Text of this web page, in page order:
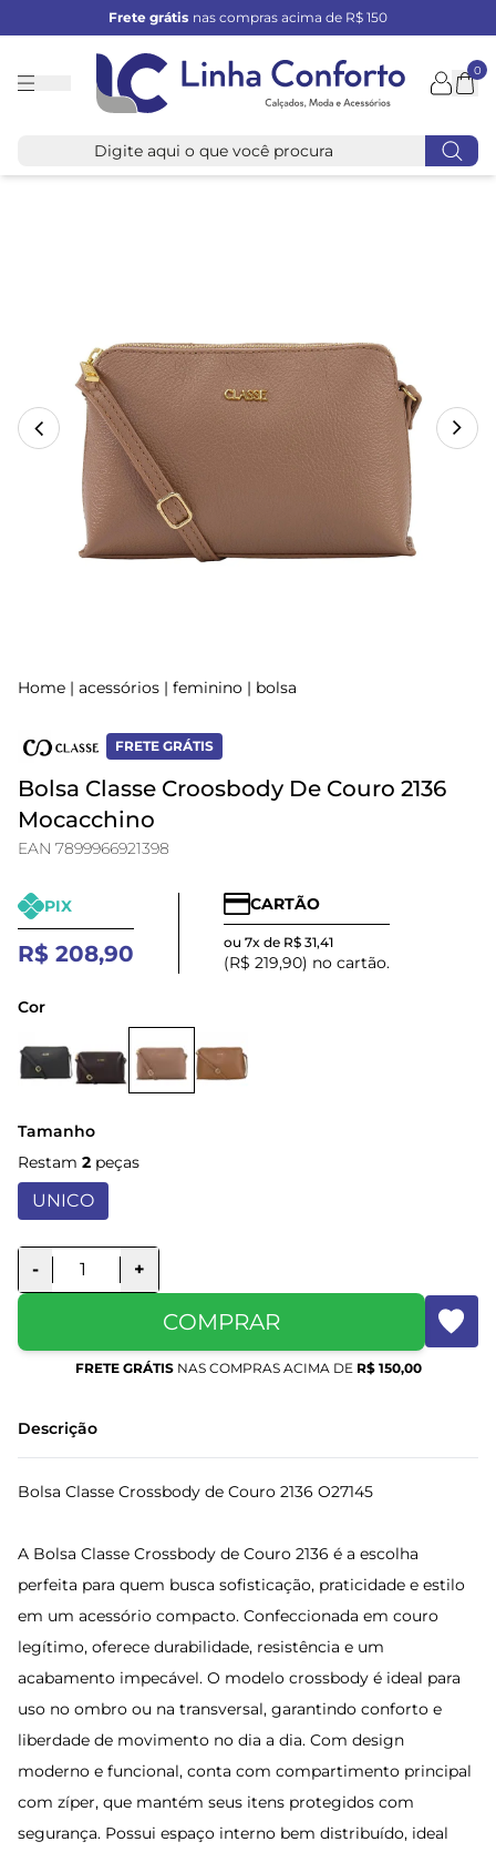
Frete grátis nas compras acima de R$ 150
Linha
0
Home | acessórios | feminino | bolsa
FRETE GRÁTIS
Bolsa Classe Croosbody De Couro 2136
Mocacchino
EAN 7899966921398
PIX
R$ 208,90
CARTÃO
ou 7x de R$ 31,41
(R$ 219,90) no cartão.
Cor
Tamanho
Restam 2 peças
UNICO
- +
COMPRAR
FRETE GRÁTISNAS COMPRAS ACIMA DE R$ 150,00
Descrição
Bolsa Classe Crossbody de Couro 2136 O27145
A Bolsa Classe Crossbody de Couro 2136 é a escolha
perfeita para quem busca sofisticação, praticidade e estilo
em um acessório compacto. Confeccionada em couro
legítimo, oferece durabilidade, resistência e um
acabamento impecável. O modelo crossbody é ideal para
uso no ombro ou na transversal, garantindo conforto e
liberdade de movimento no dia a dia. Com design
moderno e funcional, conta com compartimento principal
com zíper, que mantém seus itens protegidos com
segurança. Possui espaço interno bem distribuído, ideal